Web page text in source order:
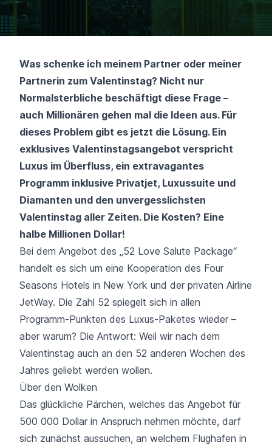
Was schenke ich meinem Partner oder meiner
Partnerin zum Valentinstag? Nicht nur
Normalsterbliche beschäftigt diese Frage –
auch Millionären gehen mal die Ideen aus. Für
dieses Problem gibt es jetzt die Lösung. Ein
exklusives Valentinstagsangebot verspricht
Luxus im Überfluss, ein extravagantes
Programm inklusive Privatjet, Luxussuite und
Diamanten und den unvergesslichsten
Valentinstag aller Zeiten. Die Kosten? Eine
halbe Millionen Dollar!
Bei dem Angebot des „52 Love Salute Package“
handelt es sich um eine Kooperation des Four
Seasons Hotels in New York und der privaten Airline
JetWay. Die Zahl 52 spiegelt sich in allen
Programm-Punkten des Luxus-Paketes wieder –
aber warum? Die Antwort: Weil wir nach dem
Valentinstag auch an den 52 anderen Wochen des
Jahres geliebt werden wollen.
Über den Wolken
Das glückliche Pärchen, welches das Angebot für
500 000 Dollar in Anspruch nehmen möchte, darf
sich zunächst aussuchen, an welchem Flughafen in